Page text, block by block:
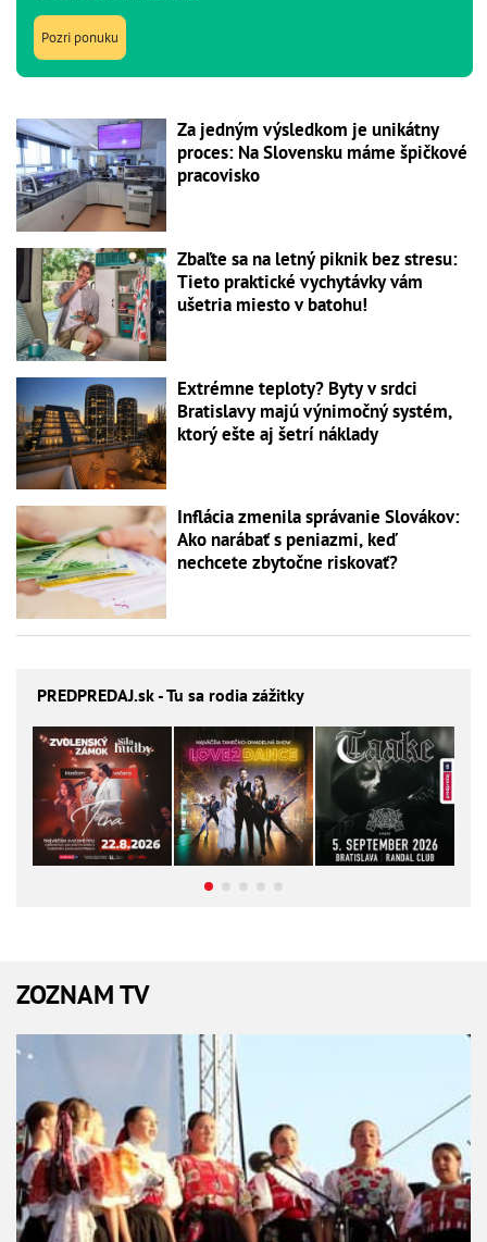
Pozri ponuku
Za jedným výsledkom je unikátny
proces: Na Slovensku máme špičkové
pracovisko
Zbaľte sa na letný piknik bez stresu:
Tieto praktické vychytávky vám
ušetria miesto v batohu!
Extrémne teploty? Byty v srdci
Bratislavy majú výnimočný systém,
ktorý ešte aj šetrí náklady
Inflácia zmenila správanie Slovákov:
Ako narábať s peniazmi, keď
nechcete zbytočne riskovať?
PREDPREDAJ.sk - Tu sa rodia zážitky
ZOZNAM TV